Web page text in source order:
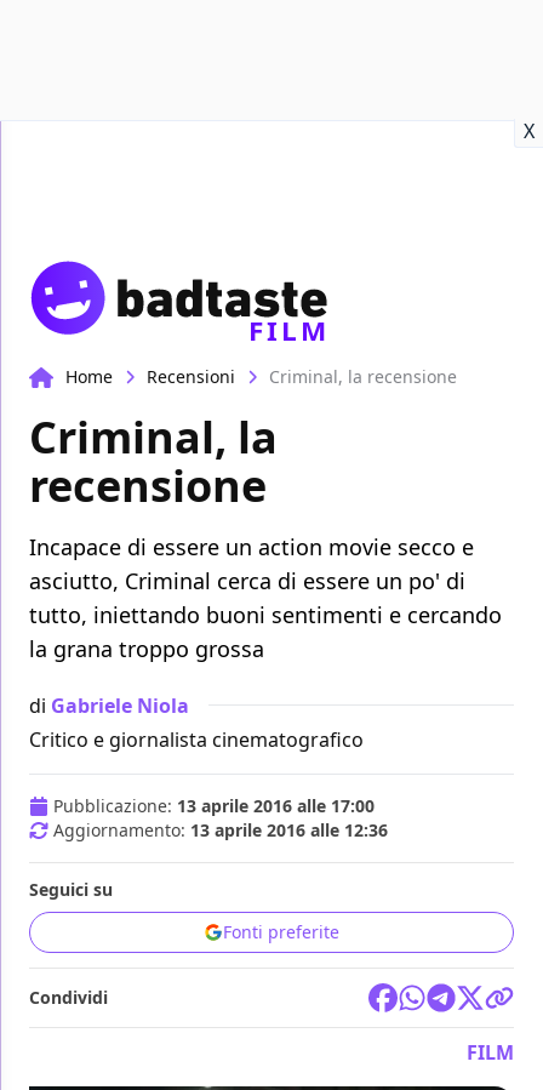
X
FILM
Home Recensioni Criminal, la recensione
Criminal, la
recensione
Incapace di essere un action movie secco e
asciutto, Criminal cerca di essere un po' di
tutto, iniettando buoni sentimenti e cercando
la grana troppo grossa
di Gabriele Niola
Critico e giornalista cinematografico
Pubblicazione: 13 aprile 2016 alle 17:00
Aggiornamento: 13 aprile 2016 alle 12:36
Seguici su
Fonti preferite
Condividi
FILM